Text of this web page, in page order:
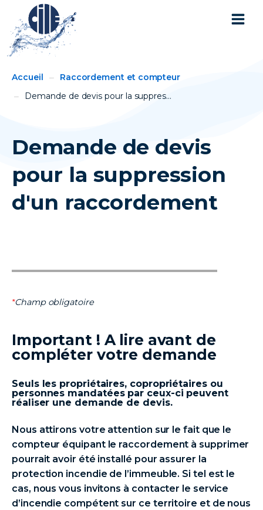
Breadcrumbs
You
here:
Accueil
Raccordement et compteur
Demande de devis pour la suppres...
Demande de devis
pour la suppression
d'un raccordement
Champ obligatoire
Important ! A lire avant de
compléter votre demande
Seuls les propriétaires, copropriétaires ou
personnes mandatées par ceux-ci peuvent
réaliser une demande de devis​​​​​​​.
Nous attirons votre attention sur le fait que le
compteur équipant le raccordement à supprimer
pourrait avoir été installé pour assurer la
protection incendie de l’immeuble. Si tel est le
cas, nous vous invitons à contacter le service
d’incendie compétent sur ce territoire et de nous